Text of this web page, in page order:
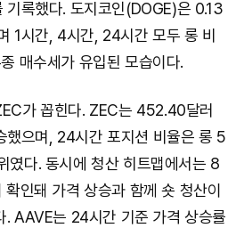
록했다. 도지코인(DOGE)은 0.13
1시간, 4시간, 24시간 모두 롱 비
매수세가 유입된 모습이다.
가 꼽힌다. ZEC는 452.40달러
했으며, 24시간 포지션 비율은 롱 5
였다. 동시에 청산 히트맵에서는 8
인돼 가격 상승과 함께 숏 청산이
. AAVE는 24시간 기준 가격 상승률